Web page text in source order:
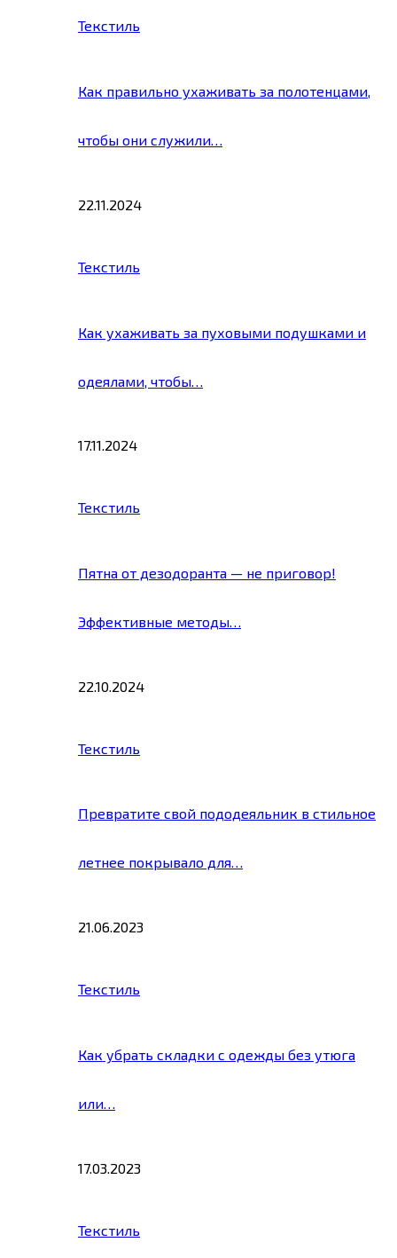
Текстиль
Как правильно ухаживать за полотенцами,
чтобы они служили…
22.11.2024
Текстиль
Как ухаживать за пуховыми подушками и
одеялами, чтобы…
17.11.2024
Текстиль
Пятна от дезодоранта — не приговор!
Эффективные методы…
22.10.2024
Текстиль
Превратите свой пододеяльник в стильное
летнее покрывало для…
21.06.2023
Текстиль
Как убрать складки с одежды без утюга
или…
17.03.2023
Текстиль